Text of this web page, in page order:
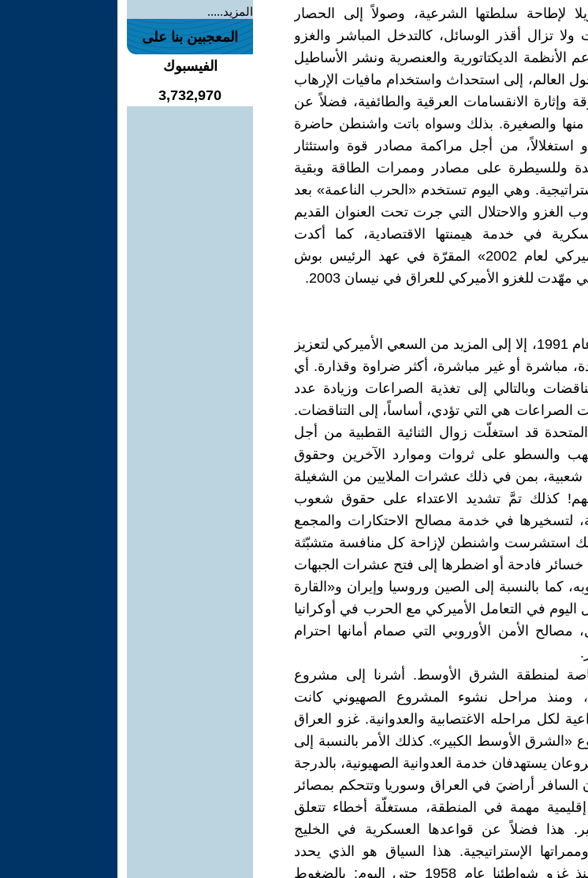
لإطاحة سلطتها الشرعية، وصولاً إلى الحصار
تزال أقذر الوسائل، كالتدخل المباشر والغزو
الأنظمة الديكتاتورية والعنصرية ونشر الأساطيل
العالم، إلى استحداث واستخدام مافيات الإرهاب
وإثارة الانقسامات العرقية والطائفية، فضلاً عن
منها والصغيرة. بذلك وسواه باتت واشنطن حاضرة
استغلالاً، من أجل مراكمة مصادر قوة واستئثار
وللسيطرة على مصادر وممرات الطاقة وبقية
وهي اليوم تستخدم «الحرب الناعمة» بعد
الغزو والاحتلال التي جرت تحت العنوان القديم
في خدمة هيمنتها الاقتصادية، كما أكدت
«استراتيجية الأمن القومي الأميركي لعام 2002» المقرّة في عهد الرئيس بوش
مهّدت للغزو الأميركي للعراق في نيسان 2003.
لم يؤدِّ انهيار الاتحاد السوفياتي عام 1991، إلا إلى المزيد من السعي الأميركي لتعزيز
مباشرة أو غير مباشرة، أكثر ضراوة وقذارة. أي
وبالتالي إلى تغذية الصراعات وزيادة عدد
الصراعات هي التي تؤدي، أساساً، إلى التناقضات.
قد استغلّت زوال الثنائية القطبية من أجل
والسطو على ثروات وموارد الآخرين وحقوق
بمن في ذلك عشرات الملايين من الشغيلة
كذلك تمَّ تشديد الاعتداء على حقوق شعوب
لتسخيرها في خدمة مصالح الاحتكارات والمجمع
استشرست واشنطن لإزاحة كل منافسة متشبّثة
خسائر فادحة أو اضطرها إلى فتح عشرات الجبهات
كما بالنسبة إلى الصين وروسيا وإيران و«القارة
اليوم في التعامل الأميركي مع الحرب في أوكرانيا
الأمن الأوروبي التي صمام أمانها احترام
لمنطقة الشرق الأوسط. أشرنا إلى مشروع
عام 1957. ودائماً، ومنذ مراحل نشوء المشروع الصهيوني كانت
لكل مراحله الاغتصابية والعدوانية. غزو العراق
«الشرق الأوسط الكبير». كذلك الأمر بالنسبة إلى
يستهدفان خدمة العدوانية الصهيونية، بالدرجة
السافر أراضيَ في العراق وسوريا وتتحكم بمصائر
مهمة في المنطقة، مستغلّة أخطاء تتعلق
هذا فضلاً عن قواعدها العسكرية في الخليج
الإستراتيجية. هذا السياق هو الذي يحدد
سياسة واشنطن حيال لبنان منذ غزو شواطئنا عام 1958 حتى اليوم: بالضغوط
المزيد.....
المعجبين بنا على
الفيسبوك
3,732,970